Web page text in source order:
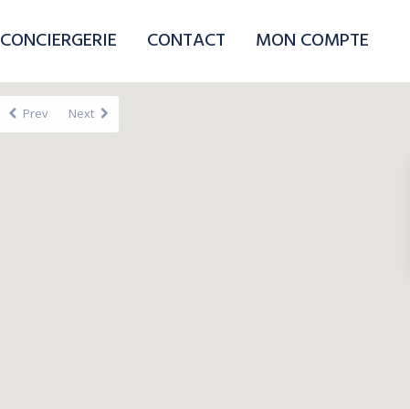
CONCIERGERIE CONTACT MON COMPTE
Prev Next